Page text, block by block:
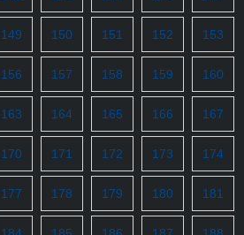
149 150 151 152 153
156 157 158 159 160
163 164 165 166 167
170 171 172 173 174
177 178 179 180 181